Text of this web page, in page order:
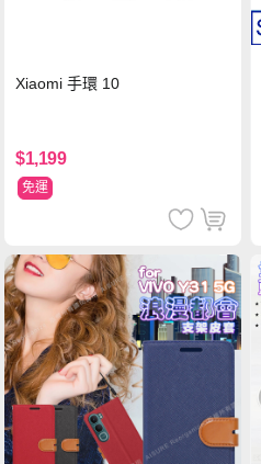
Xiaomi 手環 10
$1,199
免運